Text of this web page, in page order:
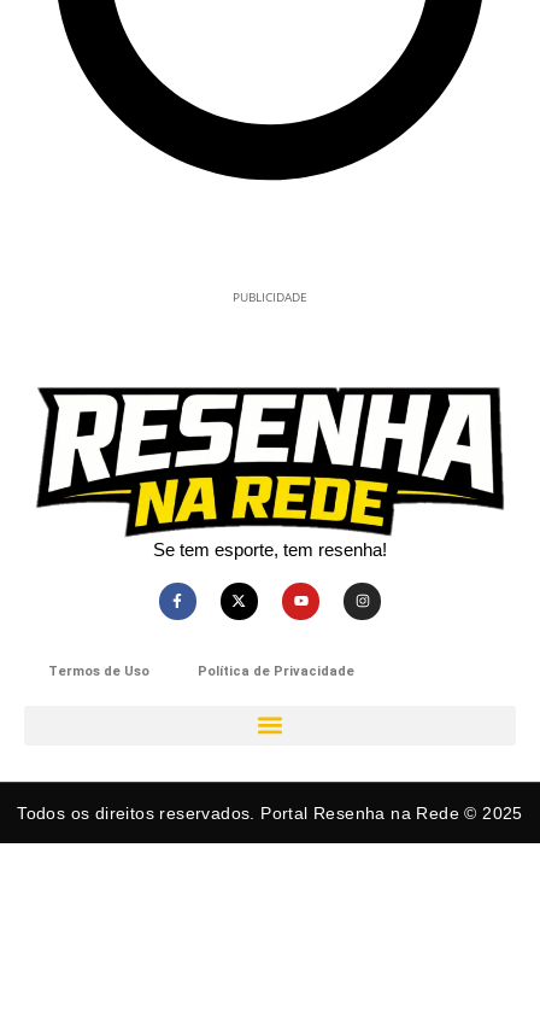
PUBLICIDADE
Se tem esporte, tem resenha!​
Termos de Uso Política de Privacidade
Todos os direitos reservados. Portal Resenha na Rede © 2025